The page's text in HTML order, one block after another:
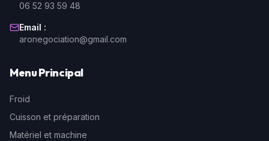
06 52 93 59 48
Email :
aronegociation@gmail.com
Menu Principal
Froid
Cuisson et préparation
Matériel et machine